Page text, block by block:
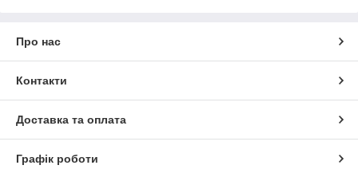
Про нас
Контакти
Доставка та оплата
Графік роботи